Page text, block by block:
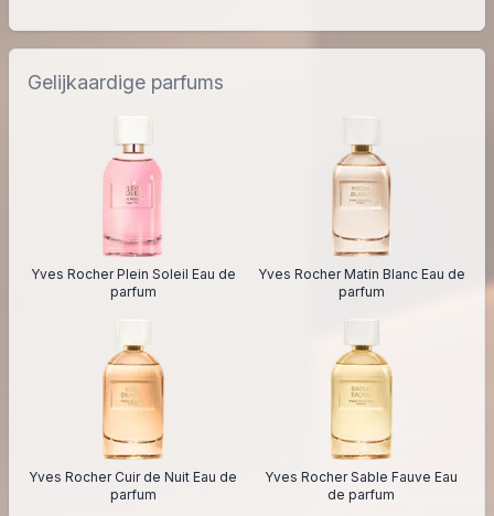
Gelijkaardige parfums
Yves Rocher Plein Soleil Eau de
parfum
Yves Rocher Matin Blanc Eau de
parfum
Yves Rocher Cuir de Nuit Eau de
parfum
Yves Rocher Sable Fauve Eau
de parfum